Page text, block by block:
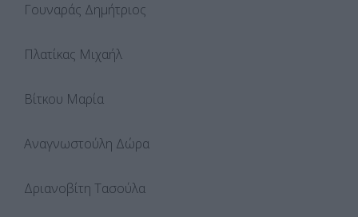
Γουναράς Δημήτριος
Πλατίκας Μιχαήλ
Βίτκου Μαρία
Αναγνωστούλη Δώρα
Δριανοβίτη Τασούλα